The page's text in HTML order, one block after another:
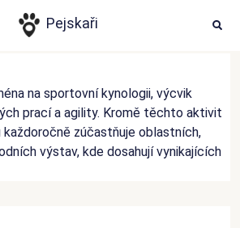
Pejskaři
na sportovní kynologii, výcvik
prací a agility. Kromě těchto aktivit
každoročně zúčastňuje oblastních,
výstav, kde dosahují vynikajících